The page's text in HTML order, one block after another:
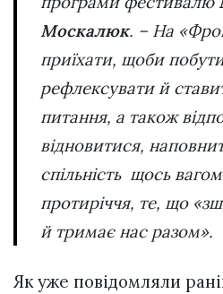
Москалюк. – На
приїхати, щоби
рефлексувати й
питання, а також
відновитися,
спільність щось
протиріччя, те, що
й тримає нас разом».
Як уже повідомляли